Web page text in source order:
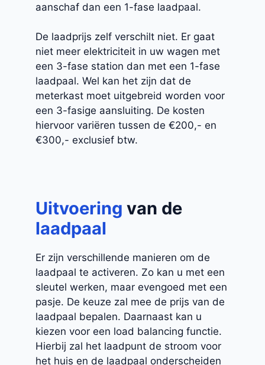
aanschaf dan een 1-fase laadpaal.
De laadprijs zelf verschilt niet. Er gaat
niet meer elektriciteit in uw wagen met
een 3-fase station dan met een 1-fase
laadpaal. Wel kan het zijn dat de
meterkast moet uitgebreid worden voor
een 3-fasige aansluiting. De kosten
hiervoor variëren tussen de €200,- en
€300,- exclusief btw.
Uitvoering van de
laadpaal
Er zijn verschillende manieren om de
laadpaal te activeren. Zo kan u met een
sleutel werken, maar evengoed met een
pasje. De keuze zal mee de prijs van de
laadpaal bepalen. Daarnaast kan u
kiezen voor een load balancing functie.
Hierbij zal het laadpunt de stroom voor
het huis en de laadpaal onderscheiden